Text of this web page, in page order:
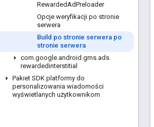
RewardedAdPreloader
Opcje weryfikacji po stronie
serwera
Build po stronie serwera po
stronie serwera
com.google.android .gms.ads.
rewardedinterstitial
Pakiet SDK platformy do
personalizowania wiadomości
wyświetlanych użytkownikom